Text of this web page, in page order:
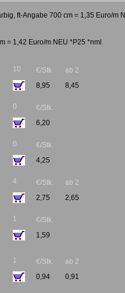
ft-Angabe 700 cm = 1,35 Euro/m
= 1,42 Euro/m NEU *P25 *nml
10
€/Stk.
8,95
ab 2
8,45
0
€/Stk.
6,20
0
€/Stk.
4,25
4
€/Stk.
2,75
ab 2
2,65
1
€/Stk.
1,59
1
€/Stk.
0,94
ab 2
0,91